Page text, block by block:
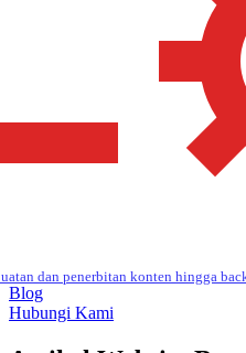
dan penerbitan konten hingga
Blog
Hubungi Kami